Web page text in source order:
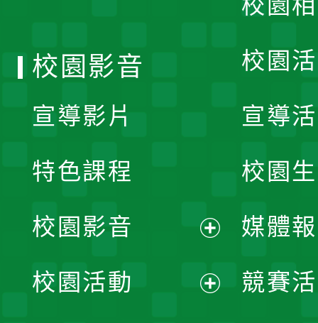
校園
宣導
校園
媒體
競賽
校園影音
宣導影片
特色課程
校園影音
開
校園活動